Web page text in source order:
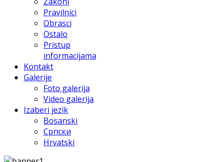
Pravilnici
Obrasci
Ostalo
Pristup
informacijama
Kontakt
Galerije
Foto galerija
Video galerija
Izaberi jezik
Bosanski
Српски
Hrvatski